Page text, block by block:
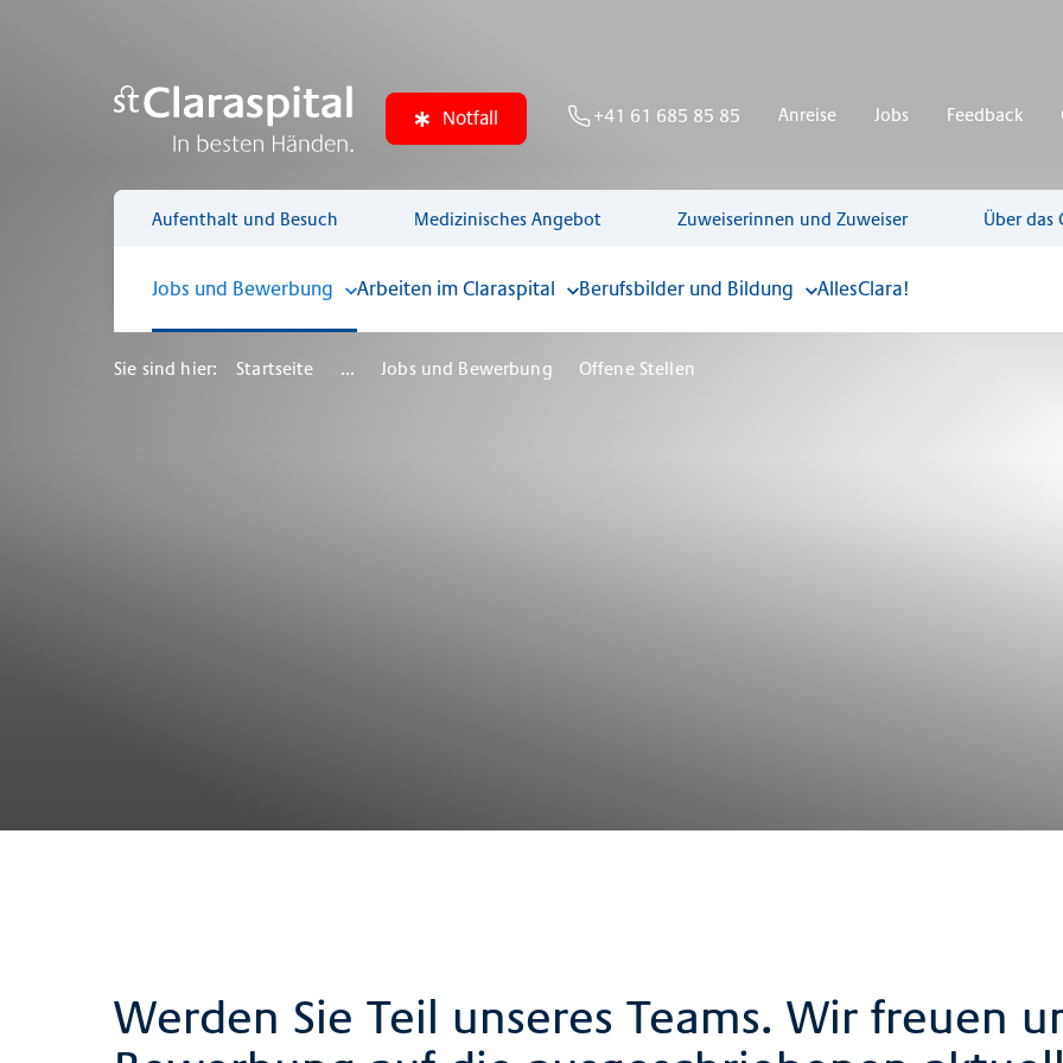
Notfall +41 61 685 85 85 Anreise Jobs Feedback
Aufenthalt und Besuch Medizinisches Angebot Zuweiserinnen und Zuweiser Über das
Jobs und Bewerbung Arbeiten im Claraspital Berufsbilder und Bildung AllesClara!
Sie sind hier: Startseite ... Jobs und Bewerbung Offene Stellen
Werden Sie Teil unseres Teams. Wir freuen